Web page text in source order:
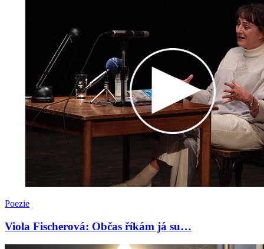
Poezie
Viola Fischerová: Občas říkám já su…